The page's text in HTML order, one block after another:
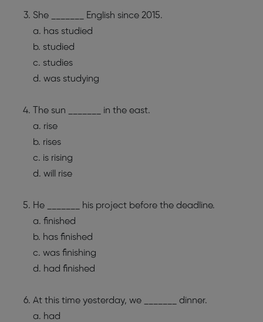
She _______ English since 2015.
a. has studied
b. studied
c. studies
d. was studying
The sun _______ in the east.
a. rise
b. rises
c. is rising
d. will rise
He _______ his project before the deadline.
a. finished
b. has finished
c. was finishing
d. had finished
At this time yesterday, we _______ dinner.
a. had